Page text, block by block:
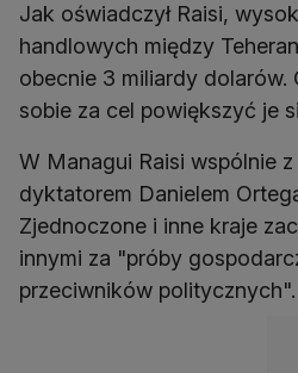
Jak oświadczył Raisi,
handlowych między
obecnie 3 miliardy dolarów.
sobie za cel powiększyć je
W Managui Raisi wspólnie
dyktatorem Danielem
Zjednoczone i inne kraje
innymi za "próby
przeciwników politycznych".